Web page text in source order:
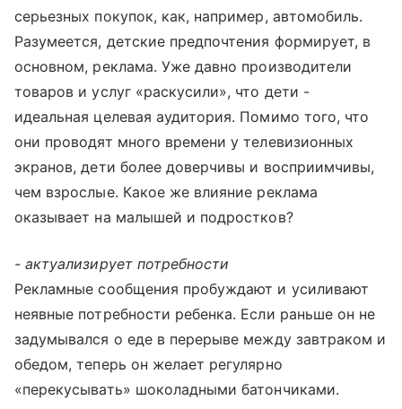
серьезных покупок, как, например, автомобиль.
Разумеется, детские предпочтения формирует, в
основном, реклама. Уже давно производители
товаров и услуг «раскусили», что дети -
идеальная целевая аудитория. Помимо того, что
они проводят много времени у телевизионных
экранов, дети более доверчивы и восприимчивы,
чем взрослые. Какое же влияние реклама
оказывает на малышей и подростков?
- актуализирует потребности
Рекламные сообщения пробуждают и усиливают
неявные потребности ребенка. Если раньше он не
задумывался о еде в перерыве между завтраком и
обедом, теперь он желает регулярно
«перекусывать» шоколадными батончиками.